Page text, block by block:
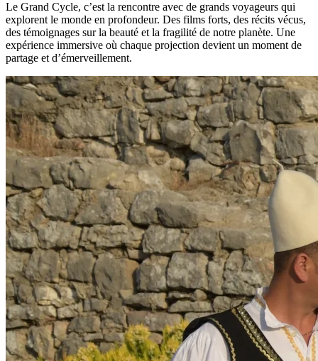
Le Grand Cycle, c’est la rencontre avec de grands voyageurs qui
explorent le monde en profondeur. Des films forts, des récits vécus,
des témoignages sur la beauté et la fragilité de notre planète. Une
expérience immersive où chaque projection devient un moment de
partage et d’émerveillement.